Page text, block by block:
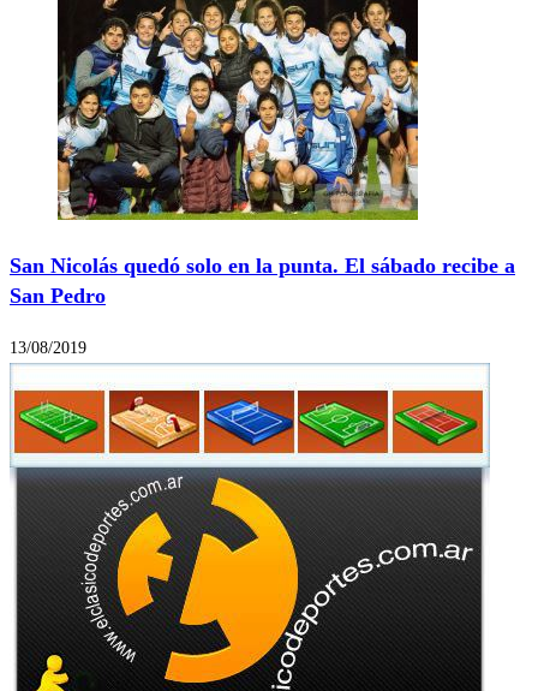
San Nicolás quedó solo en la punta. El sábado recibe a
San Pedro
13/08/2019